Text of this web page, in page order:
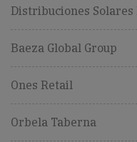
Distribuciones
Baeza Global Group
Ones Retail
Orbela Taberna